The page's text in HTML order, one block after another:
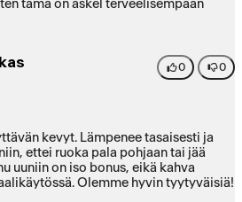
tämä on askel terveelisempään
0 0
kevyt. Lämpenee tasaisesti ja
ettei ruoka pala pohjaan tai jää
uuniin on iso bonus, eikä kahva
Olemme hyvin tyytyväisiä!